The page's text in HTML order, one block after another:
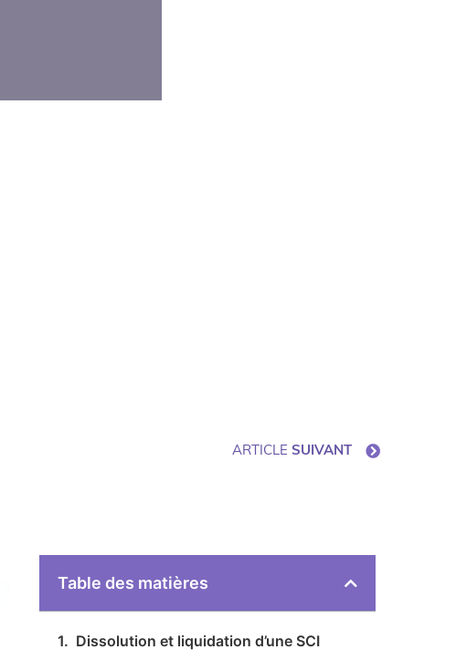
ARTICLE SUIVANT
Table des matières
Dissolution et liquidation d’une SCI